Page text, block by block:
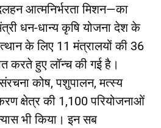
आत्मनिर्भरता मिशन—का
धन-धान्य कृषि योजना देश के
के लिए 11 मंत्रालयों की 36
करते हुए लॉन्च की गई है।
कोष, पशुपालन, मत्स्य
क्षेत्र की 1,100 परियोजनाओं
भी किया। इन सब